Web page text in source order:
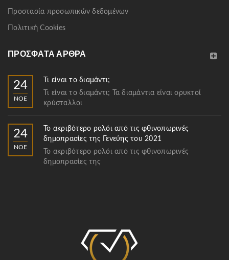
Προστασία προσωπικών δεδομένων
Πολιτική Cookies
ΠΡΌΣΦΑΤΑ ΆΡΘΡΑ
24
ΝΟΈ
Τι είναι το διαμάντι;
Τι είναι το διαμάντι; Τα διαμάντια είναι ορυκτοί
κρύσταλλοι
24
ΝΟΈ
Το ακριβότερο ρολόι από τις φθινοπωρινές
δημοπρασίες της Γενεύης του 2021
Το ακριβότερο ρολόι από τις φθινοπωρινές
δημοπρασίες της